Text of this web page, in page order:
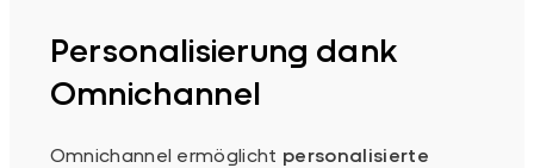
Personalisierung dank
Omnichannel
Omnichannel ermöglicht personalisierte